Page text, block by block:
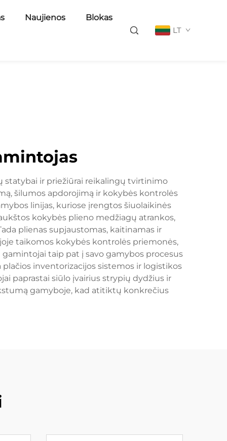
Naujienos Blokas
LT
statybai ir priežiūrai reikalingų tvirtinimo
šilumos apdorojimą ir kokybės kontrolės
linijas, kuriose įrengtos šiuolaikinės
kokybės plieno medžiagų atrankos,
plienas supjaustomas, kaitinamas ir
taikomos kokybės kontrolės priemonės,
taip pat į savo gamybos procesus
inventorizacijos sistemos ir logistikos
paprastai siūlo įvairius strypių dydžius ir
gamyboje, kad atitiktų konkrečius